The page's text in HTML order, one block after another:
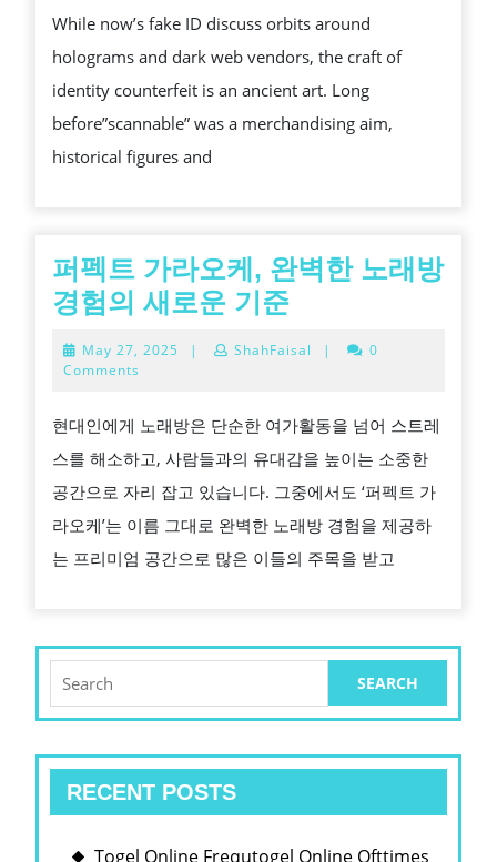
OF
PRE-
DIGITAL
FAKE
IDS
While now’s fake ID discuss orbits around
holograms and dark web vendors, the craft of
identity counterfeit is an ancient art. Long
before”scannable” was a merchandising aim,
historical figures and
퍼펙트 가라오케, 완벽한 노래방
경험의 새로운 기준퍼
라
오
케,
완
벽
래
방
험
May 27, 2025 May
| ShahFaisal |
0
Comments
현대인에게 노래방은 단순한 여가활동을 넘어 스트레
스를 해소하고, 사람들과의 유대감을 높이는 소중한
공간으로 자리 잡고 있습니다. 그중에서도 ‘퍼펙트 가
라오케’는 이름 그대로 완벽한 노래방 경험을 제공하
는 프리미엄 공간으로 많은 이들의 주목을 받고
for:
RECENT POSTS
Togel Online Frequtogel Online Ofttimes